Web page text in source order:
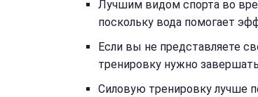
Лучшим видом спорта во
поскольку вода помогает
Если вы не представляете
тренировку нужно
Силовую тренировку лучше